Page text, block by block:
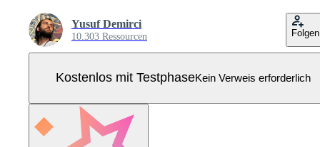
Yusuf Demirci
10.303 Ressourcen Folgen
Kostenlos mit TestphaseKein Verweis erforderlich